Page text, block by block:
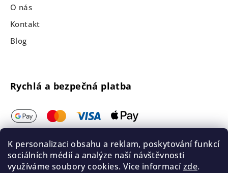
K personalizaci obsahu a reklam, poskytování funkcí
sociálních médií a analýze naší návštěvnosti
využíváme soubory cookies. Více informacízde.
O nás
Kontakt
Blog
Rychlá a bezpečná platba